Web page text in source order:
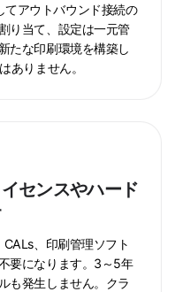
アウトバウンド接続の
り当て、設定は一元管
たな印刷環境を構築し
ありません。
センスやハード
、印刷管理ソフト
要になります。3～5年
も発生しません。クラ